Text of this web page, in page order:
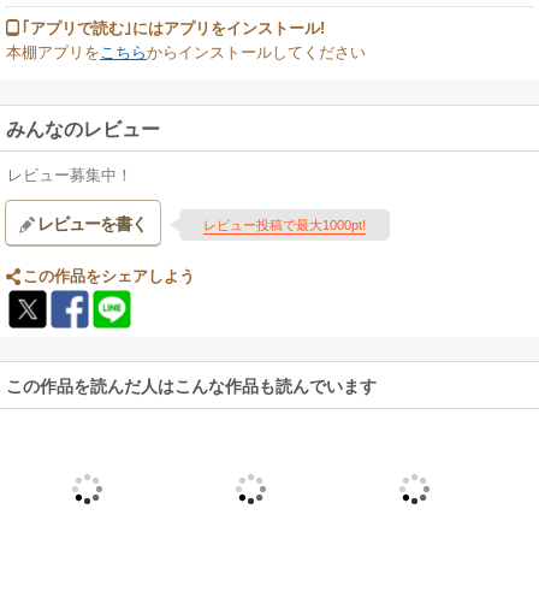
｢アプリで読む｣にはアプリをインストール!
本棚アプリをこちらからインストールしてください
みんなのレビュー
レビュー募集中！
レビューを書く レビュー投稿で最大1000pt!
この作品をシェアしよう
この作品を読んだ人はこんな作品も読んでいます